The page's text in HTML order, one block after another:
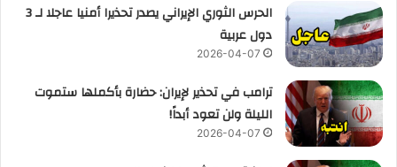
الحرس الثوري الإيراني يصدر تحذيرا أمنيا عاجلا لـ 3
دول عربية
2026-04-07
ترامب في تحذير لإيران: حضارة بأكملها ستموت
الليلة ولن تعود أبداً!
2026-04-07